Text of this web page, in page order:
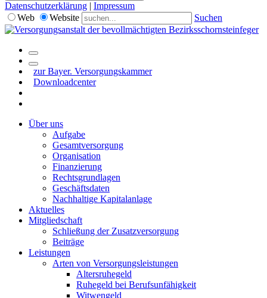
Datenschutzerklärung | Impressum
Web
Website Suchen
zur Bayer. Versorgungskammer
Downloadcenter
Über uns
Aufgabe
Gesamtversorgung
Organisation
Finanzierung
Rechtsgrundlagen
Geschäftsdaten
Nachhaltige Kapitalanlage
Aktuelles
Mitgliedschaft
Schließung der Zusatzversorgung
Beiträge
Leistungen
Arten von Versorgungsleistungen
Altersruhegeld
Ruhegeld bei Berufsunfähigkeit
Witwengeld